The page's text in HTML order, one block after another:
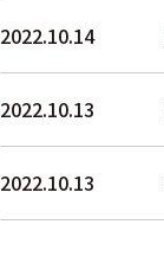
2022.10.14
2022.10.13
2022.10.13